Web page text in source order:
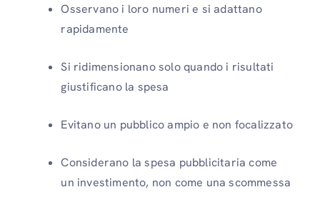
Osservano i loro numeri e si adattano
rapidamente
Si ridimensionano solo quando i risultati
giustificano la spesa
Evitano un pubblico ampio e non focalizzato
Considerano la spesa pubblicitaria come
un investimento, non come una scommessa